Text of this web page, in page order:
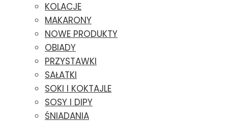
KOLACJE
MAKARONY
NOWE PRODUKTY
OBIADY
PRZYSTAWKI
SAŁATKI
SOKI I KOKTAJLE
SOSY I DIPY
ŚNIADANIA